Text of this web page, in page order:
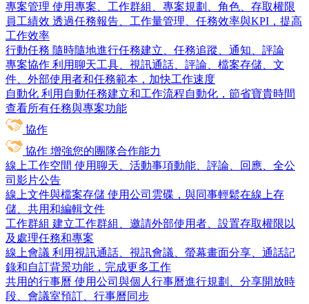
專案管理 使用專案、工作群組、專案規劃、角色、存取權限
員工績效 透過任務報告、工作量管理、任務效率與KPI，提高
工作效率
行動任務 隨時隨地進行任務建立、任務追蹤、通知、評論
專案協作 利用聊天工具、視訊通話、評論、檔案存儲、文
件、外部使用者和任務範本，加快工作速度
自動化 利用自動任務建立和工作流程自動化，節省寶貴時間
查看所有任務與專案功能
協作
協作 增強您的團隊合作能力
線上工作空間 使用聊天、活動事項動能、評論、回應、全公
司影片公告
線上文件與檔案存儲 使用公司雲碟，與同事輕鬆在線上存
儲、共用和編輯文件
工作群組 建立工作群組、邀請外部使用者、設置存取權限以
及處理任務和專案
線上會議 利用視訊通話、視訊會議、螢幕畫面分享、通話記
錄和自訂背景功能，完成更多工作
共用的行事曆 使用公司與個人行事曆進行規劃、分享開放時
段、會議室預訂、行事曆同步